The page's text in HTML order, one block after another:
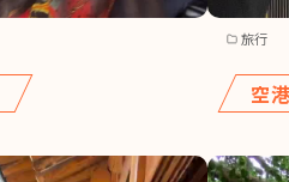
旅行
空